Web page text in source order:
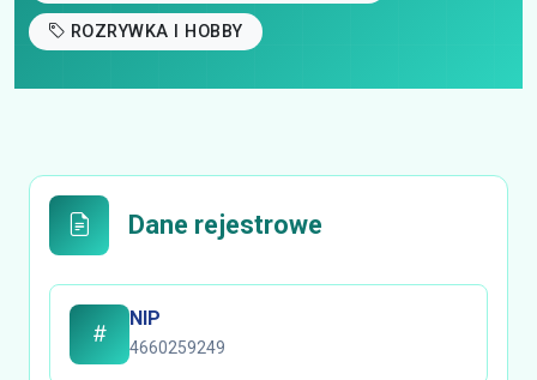
ROZRYWKA I HOBBY
Dane rejestrowe
NIP
4660259249